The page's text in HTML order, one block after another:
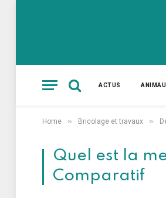
ACTUS
Home » Bricolage et travaux »
Quel est la
Comparatif